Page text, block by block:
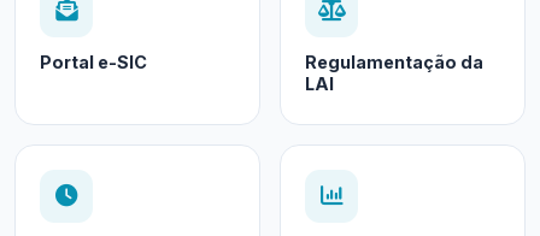
Portal e-SIC
Regulamentação da
LAI